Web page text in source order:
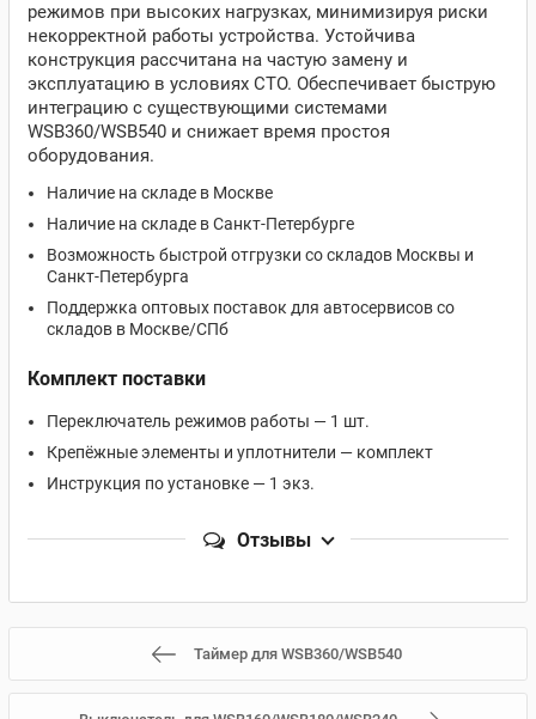
режимов при высоких нагрузках, минимизируя риски
некорректной работы устройства. Устойчива
конструкция рассчитана на частую замену и
эксплуатацию в условиях СТО. Обеспечивает быструю
интеграцию с существующими системами
WSB360/WSB540 и снижает время простоя
оборудования.
Наличие на складе в Москве
Наличие на складе в Санкт-Петербурге
Возможность быстрой отгрузки со складов Москвы и
Санкт‑Петербурга
Поддержка оптовых поставок для автосервисов со
складов в Москве/СПб
Комплект поставки
Переключатель режимов работы — 1 шт.
Крепёжные элементы и уплотнители — комплект
Инструкция по установке — 1 экз.
Отзывы
Таймер для WSB360/WSB540